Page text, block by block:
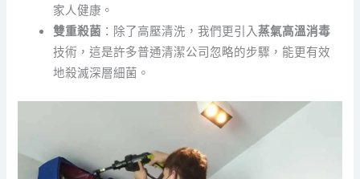
家人健康。
雙重殺菌 ：除了高壓清洗，我們更引入蒸氣高溫消毒
技術，這是許多普通清潔公司忽略的步驟，能更有效
地殺滅深層細菌。